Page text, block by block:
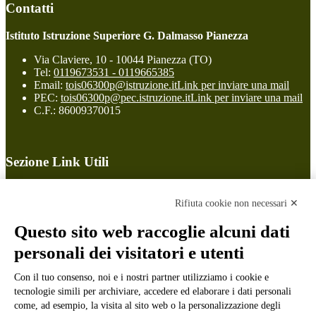
Contatti
Istituto Istruzione Superiore G. Dalmasso Pianezza
Via Claviere, 10 - 10044 Pianezza (TO)
Tel: 0119673531 - 0119665385
Email: tois06300p@istruzione.itLink per inviare una mail
PEC: tois06300p@pec.istruzione.itLink per inviare una mail
C.F.: 86009370015
Sezione Link Utili
Ufficio Relazioni con il Pubblico
Dichiarazione di accessibilità
Obiettivi di accessibilità
Gestione consensi cookie
Amministrazione trasparente
Rifiuta cookie non necessari ✕
Questo sito web raccoglie alcuni dati
personali dei visitatori e utenti
Con il tuo consenso, noi e i nostri partner utilizziamo i cookie e
tecnologie simili per archiviare, accedere ed elaborare i dati personali
come, ad esempio, la visita al sito web o la personalizzazione degli